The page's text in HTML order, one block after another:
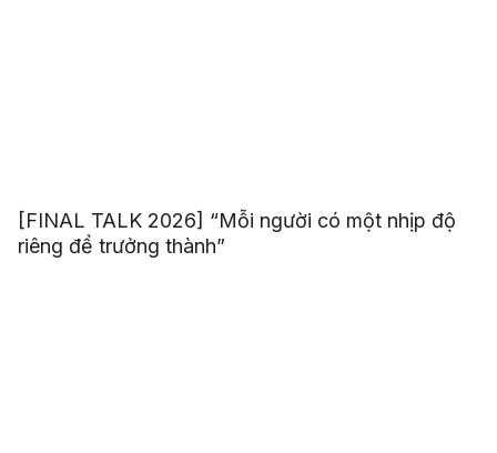
[FINAL TALK 2026] “Mỗi người có một nhịp độ
riêng để trưởng thành”